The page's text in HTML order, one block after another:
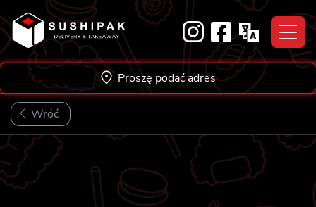
to
content
Proszę podać adres
Wróć